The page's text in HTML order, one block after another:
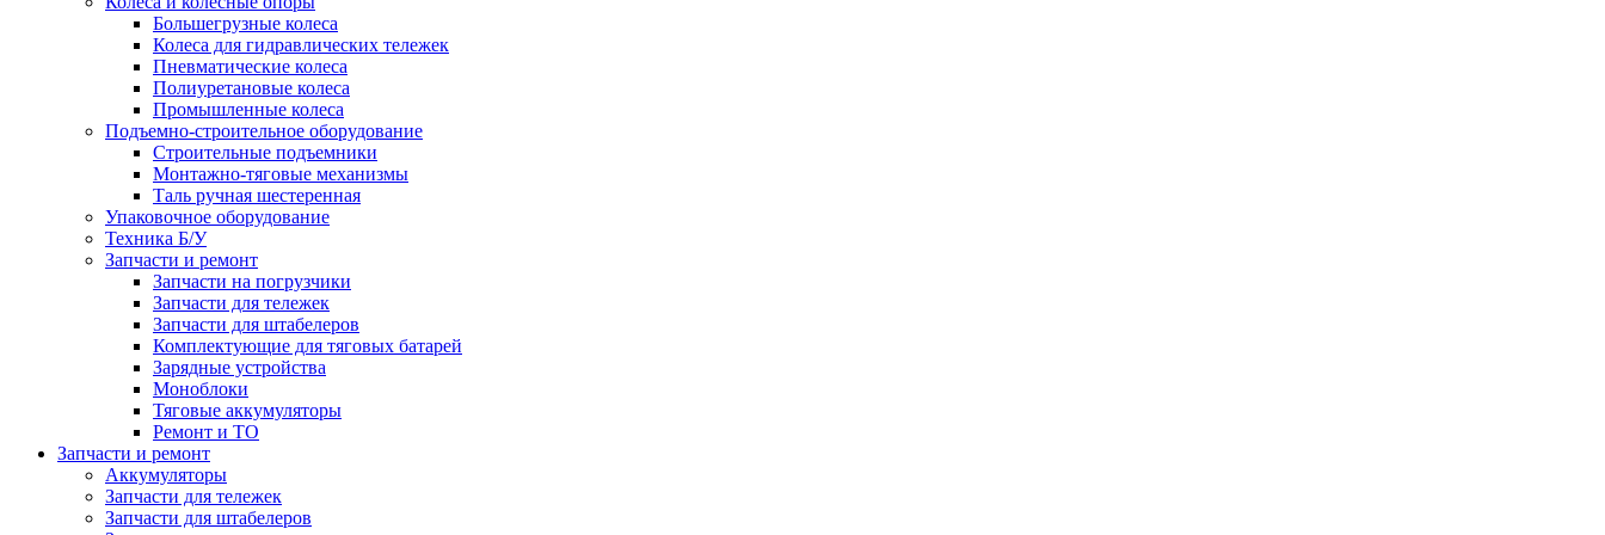
Большегрузные колеса
Колеса для гидравлических тележек
Пневматические колеса
Полиуретановые колеса
Промышленные колеса
Подъемно-строительное оборудование
Строительные подъемники
Монтажно-тяговые механизмы
Таль ручная шестеренная
Упаковочное оборудование
Техника Б/У
Запчасти и ремонт
Запчасти на погрузчики
Запчасти для тележек
Запчасти для штабелеров
Комплектующие для тяговых батарей
Зарядные устройства
Моноблоки
Тяговые аккумуляторы
Ремонт и ТО
Запчасти и ремонт
Аккумуляторы
Запчасти для тележек
Запчасти для штабелеров